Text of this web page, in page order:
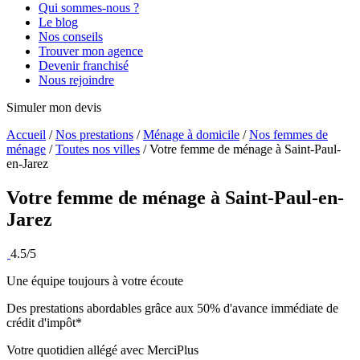
Qui sommes-nous ?
Le blog
Nos conseils
Trouver mon agence
Devenir franchisé
Nous rejoindre
Simuler mon devis
Accueil /Nos prestations /Ménage à domicile /Nos femmes de
ménage /Toutes nos villes /Votre femme de ménage à Saint-Paul-
en-Jarez
Votre femme de ménage à Saint-Paul-en-
Jarez
4.5/5
Une équipe toujours à votre écoute
Des prestations abordables grâce aux 50% d'avance immédiate de
crédit d'impôt*
Votre quotidien allégé avec MerciPlus